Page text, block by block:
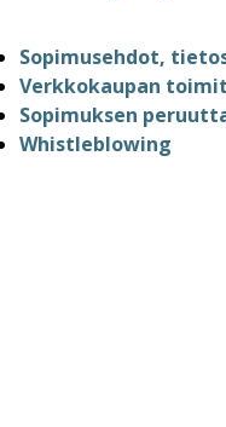
Sopimusehdot,
Verkkokaupan
Sopimuksen
Whistleblowing